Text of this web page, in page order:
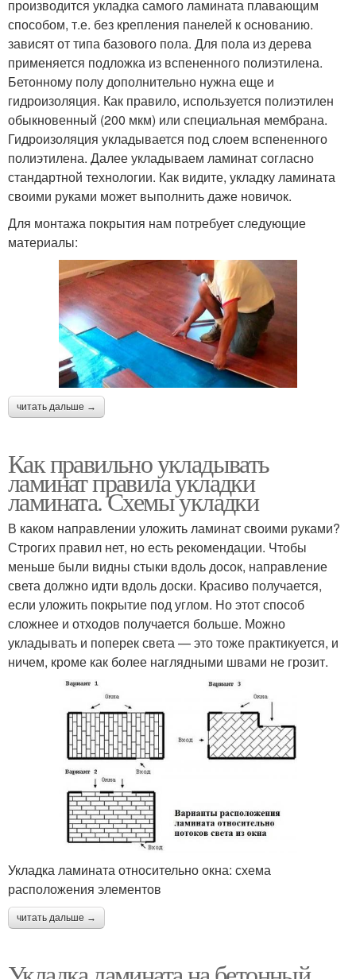
производится укладка самого ламината плавающим
способом, т.е. без крепления панелей к основанию.
зависят от типа базового пола. Для пола из дерева
применяется подложка из вспененного полиэтилена.
Бетонному полу дополнительно нужна еще и
гидроизоляция. Как правило, используется полиэтилен
обыкновенный (200 мкм) или специальная мембрана.
Гидроизоляция укладывается под слоем вспененного
полиэтилена. Далее укладываем ламинат согласно
стандартной технологии. Как видите, укладку ламината
своими руками может выполнить даже новичок.
Для монтажа покрытия нам потребует следующие
материалы:
читать дальше →
Как правильно укладывать
ламинат правила укладки
ламината. Схемы укладки
В каком направлении уложить ламинат своими руками?
Строгих правил нет, но есть рекомендации. Чтобы
меньше были видны стыки вдоль досок, направление
света должно идти вдоль доски. Красиво получается,
если уложить покрытие под углом. Но этот способ
сложнее и отходов получается больше. Можно
укладывать и поперек света — это тоже практикуется, и
ничем, кроме как более наглядными швами не грозит.
Укладка ламината относительно окна: схема
расположения элементов
читать дальше →